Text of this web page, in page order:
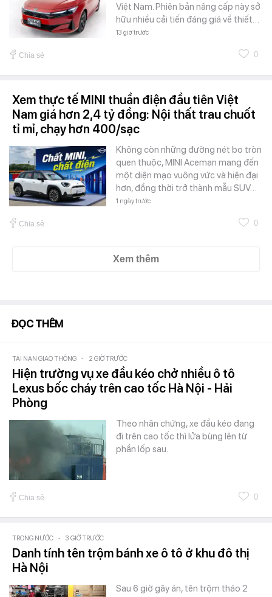
Việt Nam. Phiên bản nâng cấp này sở
hữu nhiều cải tiến đáng giá về thiết…
13 giờ trước
Chia sẻ 0
Xem thực tế MINI thuần điện đầu tiên Việt
Nam giá hơn 2,4 tỷ đồng: Nội thất trau chuốt
tỉ mỉ, chạy hơn 400/sạc
Không còn những đường nét bo tròn
quen thuộc, MINI Aceman mang đến
một diện mạo vuông vức và hiện đại
hơn, đồng thời trở thành mẫu SUV…
1 ngày trước
Chia sẻ 0
Xem thêm
ĐỌC THÊM
TAI NẠN GIAO THÔNG - 2 GIỜ TRƯỚC
Hiện trường vụ xe đầu kéo chở nhiều ô tô
Lexus bốc cháy trên cao tốc Hà Nội - Hải
Phòng
Theo nhân chứng, xe đầu kéo đang
đi trên cao tốc thì lửa bùng lên từ
phần lốp sau.
Chia sẻ 0
TRONG NƯỚC - 3 GIỜ TRƯỚC
Danh tính tên trộm bánh xe ô tô ở khu đô thị
Hà Nội
Sau 6 giờ gây án, tên trộm tháo 2